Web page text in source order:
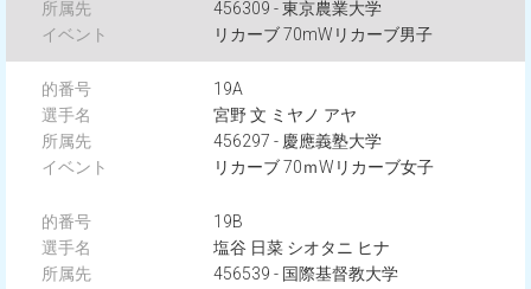
456309 - 東京農業大学
リカーブ 70mWリカーブ男子
19A
宮野 文 ミヤノ アヤ
456297 - 慶應義塾大学
リカーブ 70ｍWリカーブ女子
19B
塩谷 日菜 シオタニ ヒナ
456539 - 国際基督教大学